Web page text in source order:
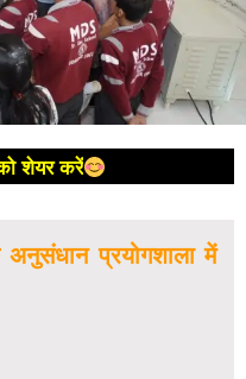
शेयर करें
प्रयोगशाला में